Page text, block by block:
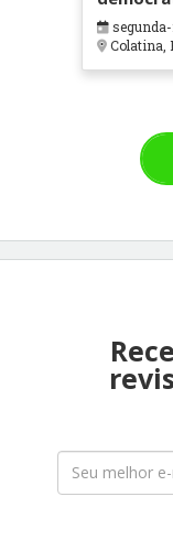
Escola"
segunda-
Colatina,